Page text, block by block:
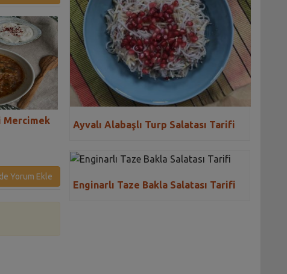
Mercimek
Kök Sebze Salatası Tarifi
Karlahanalı
Yorum Ekle
Ayvalı Alabaşlı Turp Salatası Tarifi
Enginarlı Taze Bakla Salatası Tarifi